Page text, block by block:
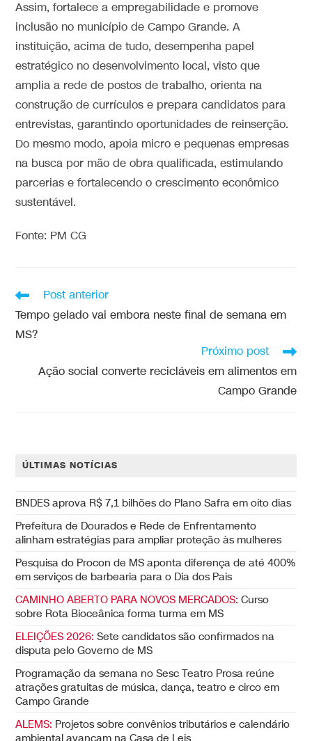
Assim, fortalece a empregabilidade e promove
inclusão no município de Campo Grande. A
instituição, acima de tudo, desempenha papel
estratégico no desenvolvimento local, visto que
amplia a rede de postos de trabalho, orienta na
construção de currículos e prepara candidatos para
entrevistas, garantindo oportunidades de reinserção.
Do mesmo modo, apoia micro e pequenas empresas
na busca por mão de obra qualificada, estimulando
parcerias e fortalecendo o crescimento econômico
sustentável.
Fonte: PM CG
Post anterior
Tempo gelado vai embora neste final de semana em
MS?
Próximo post
Ação social converte recicláveis em alimentos em
Campo Grande
ÚLTIMAS NOTÍCIAS
BNDES aprova R$ 7,1 bilhões do Plano Safra em oito dias
Prefeitura de Dourados e Rede de Enfrentamento
alinham estratégias para ampliar proteção às mulheres
Pesquisa do Procon de MS aponta diferença de até 400%
em serviços de barbearia para o Dia dos Pais
CAMINHO ABERTO PARA NOVOS MERCADOS: Curso
sobre Rota Bioceânica forma turma em MS
ELEIÇÕES 2026: Sete candidatos são confirmados na
disputa pelo Governo de MS
Programação da semana no Sesc Teatro Prosa reúne
atrações gratuitas de música, dança, teatro e circo em
Campo Grande
ALEMS: Projetos sobre convênios tributários e calendário